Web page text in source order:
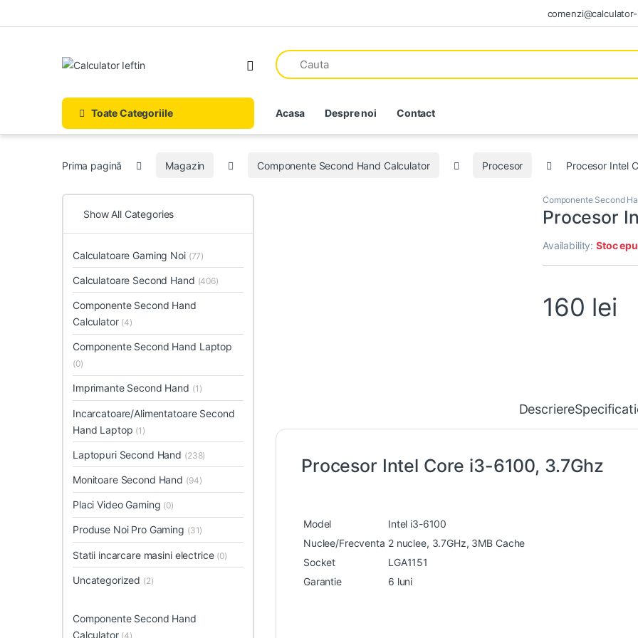
Open
Toate Categoriile Acasa Despre noi Contact
Prima pagină Magazin Componente Second Hand Calculator Procesor Procesor Intel
Componente Second
Procesor
Availability:Stoc
160 lei
Descriere
Procesor Intel Core i3-6100, 3.7Ghz
Model
Intel i3-6100
Nuclee/Frecventa 2 nuclee, 3.7GHz, 3MB Cache
Socket
LGA1151
Garantie
6 luni
Show All Categories
Calculatoare Gaming Noi (77)
Calculatoare Second Hand (406)
Componente Second Hand
Calculator (4)
Componente Second Hand Laptop
(0)
Imprimante Second Hand (1)
Incarcatoare/Alimentatoare Second
Hand Laptop (1)
Laptopuri Second Hand (238)
Monitoare Second Hand (94)
Placi Video Gaming (0)
Produse Noi Pro Gaming (31)
Statii incarcare masini electrice (0)
Uncategorized (2)
Componente Second Hand
Calculator (4)